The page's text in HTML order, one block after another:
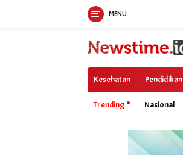
MENU
Kesehatan Pendidikan
Trending Nasional